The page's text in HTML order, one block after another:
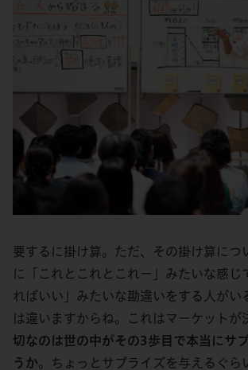
要するに掛け算。ただ、その掛け算につ
に「これとこれとこれー」みたいな感じ
ればいい」みたいな勘違いをする人がい
は違いますからね。これはマーケットが
切なのは世の中がその3歩目で本当にサ
うか。ちょっとサプライズを与えるぐら